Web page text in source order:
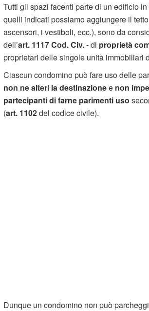
Tutti gli spazi facenti parte di un edificio
quelli indicati possiamo aggiungere il
ascensori, i vestiboli, ecc.), sono da
dell’art. 1117 Cod. Civ.- di proprietà
proprietari delle singole unità immobiliari
Ciascun condomino può fare uso delle
non ne alteri la destinazionee non
partecipanti di farne parimenti uso
(art. 1102del codice civile).
Dunque un condomino non può